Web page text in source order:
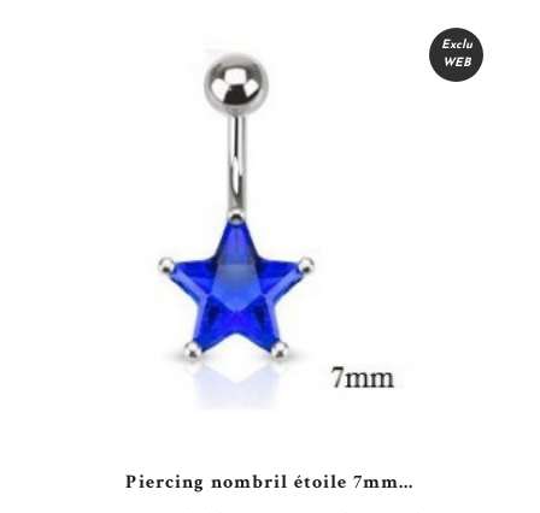
Exclu
WEB
Piercing nombril étoile 7mm...